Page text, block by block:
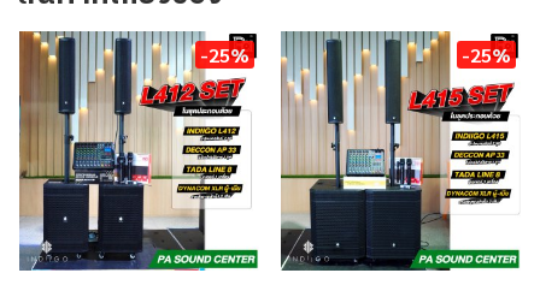
-25% -25%